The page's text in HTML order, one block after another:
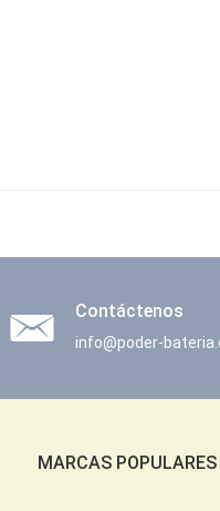
Contáctenos
info@poder-
MARCAS POPULARES